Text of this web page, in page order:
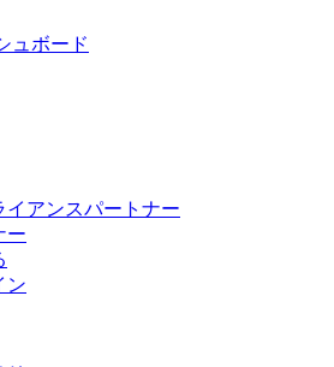
ュボード
イアンスパートナー
ー
ン